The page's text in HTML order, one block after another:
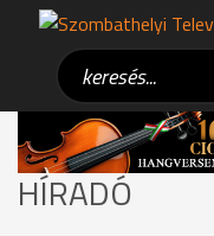
HÍRADÓ